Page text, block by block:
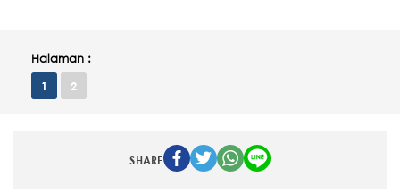
Halaman :
1 2
SHARE